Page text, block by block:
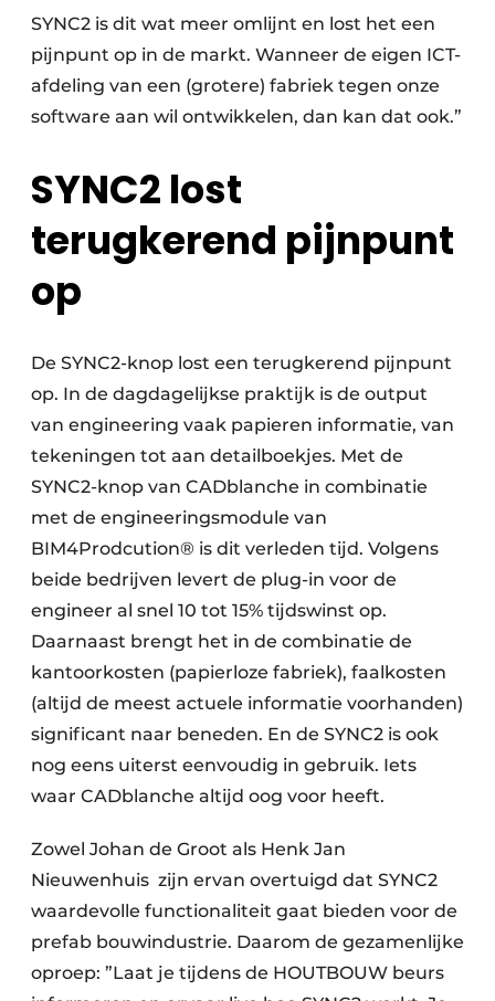
SYNC2 is dit wat meer omlijnt en lost het een
pijnpunt op in de markt. Wanneer de eigen ICT-
afdeling van een (grotere) fabriek tegen onze
software aan wil ontwikkelen, dan kan dat ook.”
SYNC2 lost
terugkerend pijnpunt
op
De SYNC2-knop lost een terugkerend pijnpunt
op. In de dagdagelijkse praktijk is de output
van engineering vaak papieren informatie, van
tekeningen tot aan detailboekjes. Met de
SYNC2-knop van CADblanche in combinatie
met de engineeringsmodule van
BIM4Prodcution® is dit verleden tijd. Volgens
beide bedrijven levert de plug-in voor de
engineer al snel 10 tot 15% tijdswinst op.
Daarnaast brengt het in de combinatie de
kantoorkosten (papierloze fabriek), faalkosten
(altijd de meest actuele informatie voorhanden)
significant naar beneden. En de SYNC2 is ook
nog eens uiterst eenvoudig in gebruik. Iets
waar CADblanche altijd oog voor heeft.
Zowel Johan de Groot als Henk Jan
Nieuwenhuis zijn ervan overtuigd dat SYNC2
waardevolle functionaliteit gaat bieden voor de
prefab bouwindustrie. Daarom de gezamenlijke
oproep: ”Laat je tijdens de HOUTBOUW beurs